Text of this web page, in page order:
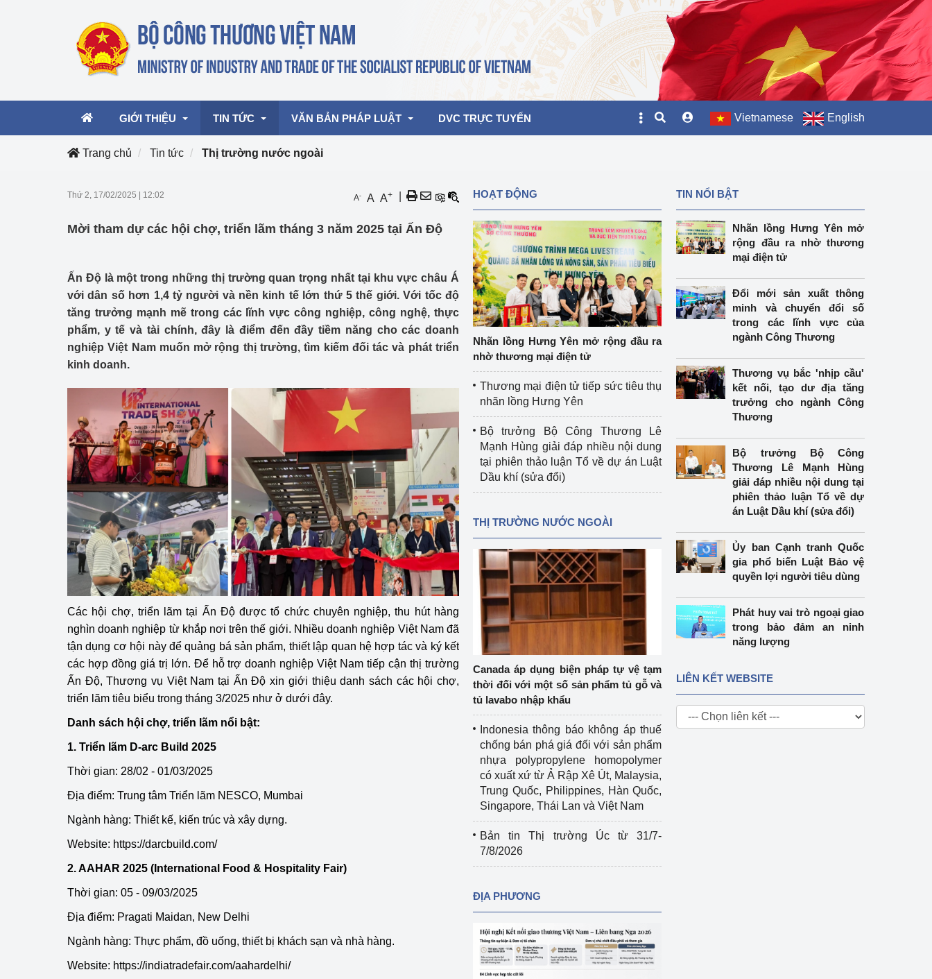
GIỚI THIỆU TIN TỨC
Hoạt động của Lãnh đạo Bộ
mại, Dịch vụ Việt Nam 2026
Hoạt động của Bộ trưởng
Công Thương - Công luận
Họp báo
Thông cáo báo chí
Chuyển đổi số
Bản tin Thị trường Nông Lâm Thủy sản
Phát triển nguồn nhân lực
Phát triển bền vững
Tổ chức kiểm định
Tổ chức kiểm định kỹ thuật an toàn lao
động thuộc thẩm quyền quản lý của
Bộ Công Thương
Tổ chức được cấp GCN đăng ký, hoạt
động kiểm định thiết bị, dụng cụ điện
làm việc ở môi trường không có nguy
hiểm khí, bụi nổ
Cơ sở sản xuất, sửa chữa chai chứa
LPG
Tổ chức huấn luyện, bồi dưỡng
nghiệp vụ kiểm định kỹ thuật an toàn
Văn hóa ngành Công Thương
Tái cơ cấu ngành Công Thương
Quản lý thị trường
Sử dụng năng lượng tiết kiệm và
hiệu quả
Hiệu quả năng lượng
Khoa học, công nghệ và đổi mới sáng
tạo
Thông báo
Bảo vệ nền tảng tư tưởng của Đảng
Doanh nghiệp - Người dân
Xúc tiến thương mại
Ngành Công Thương đưa nghị quyết
Phát triển công nghiệp
VĂN BẢN PHÁP LUẬT DVC TRỰC TUYẾN Vietnamese English
Trang chủ Tin tức Thị trường nước ngoài
Thứ 2, 17/02/2025 12:02 A- A A+
Mời tham dự các hội chợ, triển lãm tháng 3 năm 2025 tại Ấn Độ
Ấn Độ là một trong những thị trường quan trọng nhất tại khu vực châu Á
với dân số hơn 1,4 tỷ người và nền kinh tế lớn thứ 5 thế giới. Với tốc độ
tăng trưởng mạnh mẽ trong các lĩnh vực công nghiệp, công nghệ, thực
phẩm, y tế và tài chính, đây là điểm đến đầy tiềm năng cho các doanh
nghiệp Việt Nam muốn mở rộng thị trường, tìm kiếm đối tác và phát triển
kinh doanh.
Các hội chợ, triển lãm tại Ấn Độ được tổ chức chuyên nghiệp, thu hút hàng
nghìn doanh nghiệp từ khắp nơi trên thế giới. Nhiều doanh nghiệp Việt Nam đã
tận dụng cơ hội này để quảng bá sản phẩm, thiết lập quan hệ hợp tác và ký kết
các hợp đồng giá trị lớn. Để hỗ trợ doanh nghiệp Việt Nam tiếp cận thị trường
Ấn Độ, Thương vụ Việt Nam tại Ấn Độ xin giới thiệu danh sách các hội chợ,
triển lãm tiêu biểu trong tháng 3/2025 như ở dưới đây.
Danh sách hội chợ, triển lãm nổi bật:
1. Triển lãm D-arc Build 2025
Thời gian: 28/02 - 01/03/2025
Địa điểm: Trung tâm Triển lãm NESCO, Mumbai
Ngành hàng: Thiết kế, kiến trúc và xây dựng.
Website: https://darcbuild.com/
2. AAHAR 2025 (International Food & Hospitality Fair)
Thời gian: 05 - 09/03/2025
Địa điểm: Pragati Maidan, New Delhi
Ngành hàng: Thực phẩm, đồ uống, thiết bị khách sạn và nhà hàng.
Website: https://indiatradefair.com/aahardelhi/
HOẠT ĐỘNG
Nhãn lồng Hưng Yên mở rộng đầu ra
nhờ thương mại điện tử
Thương mại điện tử tiếp sức tiêu thụ
nhãn lồng Hưng Yên
Bộ trưởng Bộ Công Thương Lê
Mạnh Hùng giải đáp nhiều nội dung
tại phiên thảo luận Tổ về dự án Luật
Dầu khí (sửa đổi)
THỊ TRƯỜNG NƯỚC NGOÀI
Canada áp dụng biện pháp tự vệ tạm
thời đối với một số sản phẩm tủ gỗ và
tủ lavabo nhập khẩu
Indonesia thông báo không áp thuế
chống bán phá giá đối với sản phẩm
nhựa polypropylene homopolymer
có xuất xứ từ Ả Rập Xê Út, Malaysia,
Trung Quốc, Philippines, Hàn Quốc,
Singapore, Thái Lan và Việt Nam
Bản tin Thị trường Úc từ 31/7-
7/8/2026
ĐỊA PHƯƠNG
TIN NỔI BẬT
Nhãn lồng Hưng Yên mở
rộng đầu ra nhờ thương
mại điện tử
Đổi mới sản xuất thông
minh và chuyển đổi số
trong các lĩnh vực của
ngành Công Thương
Thương vụ bắc 'nhịp cầu'
kết nối, tạo dư địa tăng
trưởng cho ngành Công
Thương
Bộ trưởng Bộ Công
Thương Lê Mạnh Hùng
giải đáp nhiều nội dung tại
phiên thảo luận Tổ về dự
án Luật Dầu khí (sửa đổi)
Ủy ban Cạnh tranh Quốc
gia phổ biến Luật Bảo vệ
quyền lợi người tiêu dùng
Phát huy vai trò ngoại giao
trong bảo đảm an ninh
năng lượng
LIÊN KẾT WEBSITE